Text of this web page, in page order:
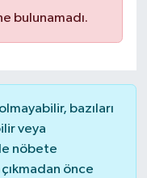
bulunamadı.
bazıları
veya
nöbete
önce